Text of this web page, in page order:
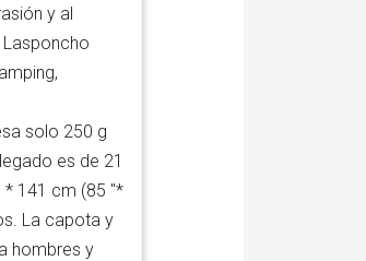
y al
solo 250 g
es de 21
* 141 cm (85 "*
La capota y
hombres y